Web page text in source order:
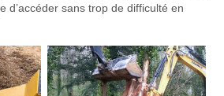
d’accéder sans trop de difficulté en